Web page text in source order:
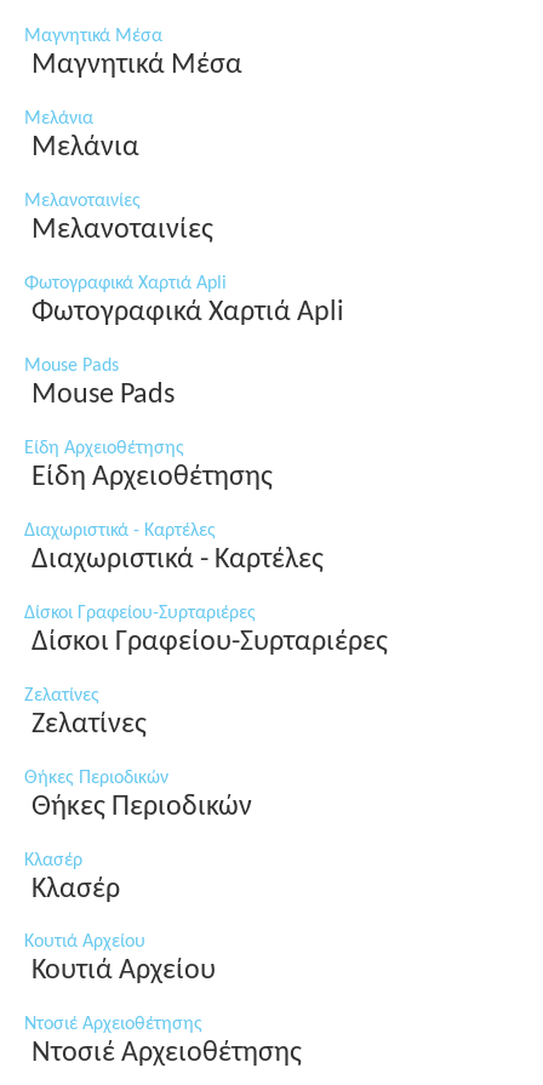
Μαγνητικά Μέσα
Μαγνητικά Μέσα
Μελάνια
Μελάνια
Μελανοταινίες
Μελανοταινίες
Φωτογραφικά Χαρτιά Apli
Φωτογραφικά Χαρτιά Apli
Mouse Pads
Mouse Pads
Είδη Αρχειοθέτησης
Είδη Αρχειοθέτησης
Διαχωριστικά - Καρτέλες
Διαχωριστικά - Καρτέλες
Δίσκοι Γραφείου-Συρταριέρες
Δίσκοι Γραφείου-Συρταριέρες
Ζελατίνες
Ζελατίνες
Θήκες Περιοδικών
Θήκες Περιοδικών
Κλασέρ
Κλασέρ
Κουτιά Αρχείου
Κουτιά Αρχείου
Ντοσιέ Αρχειοθέτησης
Ντοσιέ Αρχειοθέτησης